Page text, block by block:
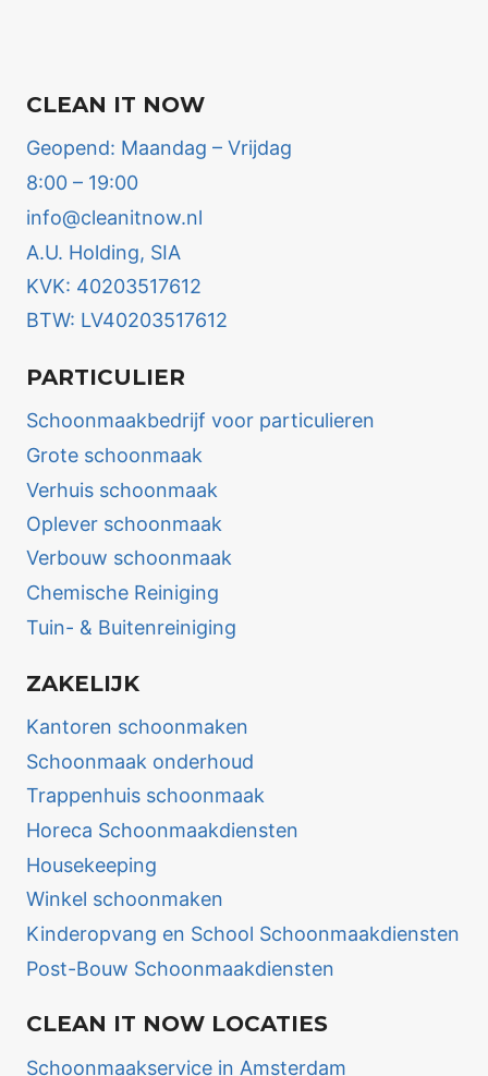
CLEAN IT NOW
Geopend: Maandag – Vrijdag
8:00 – 19:00
info@cleanitnow.nl
A.U. Holding, SIA
KVK: 40203517612
BTW: LV40203517612
PARTICULIER
Schoonmaakbedrijf voor particulieren
Grote schoonmaak
Verhuis schoonmaak
Oplever schoonmaak
Verbouw schoonmaak
Chemische Reiniging
Tuin- & Buitenreiniging
ZAKELIJK
Kantoren schoonmaken
Schoonmaak onderhoud
Trappenhuis schoonmaak
Horeca Schoonmaakdiensten
Housekeeping
Winkel schoonmaken
Kinderopvang en School Schoonmaakdiensten
Post-Bouw Schoonmaakdiensten
CLEAN IT NOW LOCATIES
Schoonmaakservice in Amsterdam